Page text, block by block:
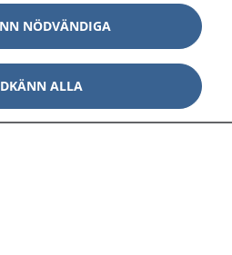
1177 för
runt.
vill må bättre.
NÖDVÄNDIGA
ALLA